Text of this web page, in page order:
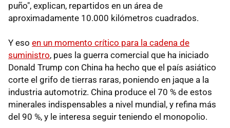
puño", explican, repartidos en un área de
aproximadamente 10.000 kilómetros cuadrados.
Y eso en un momento crítico para la cadena de
suministro, pues la guerra comercial que ha iniciado
Donald Trump con China ha hecho que el país asiático
corte el grifo de tierras raras, poniendo en jaque a la
industria automotriz. China produce el 70 % de estos
minerales indispensables a nivel mundial, y refina más
del 90 %, y le interesa seguir teniendo el monopolio.